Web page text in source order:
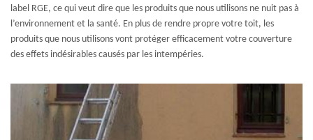
label RGE, ce qui veut dire que les produits que nous utilisons ne nuit pas à
l’environnement et la santé. En plus de rendre propre votre toit, les
produits que nous utilisons vont protéger efficacement votre couverture
des effets indésirables causés par les intempéries.